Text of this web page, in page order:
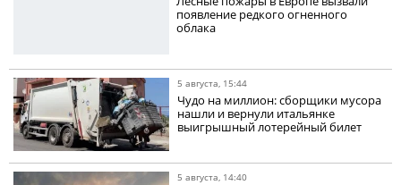
появление редкого огненного
облака
5 августа, 15:44
Чудо на миллион: сборщики мусора
нашли и вернули итальянке
выигрышный лотерейный билет
5 августа, 14:40